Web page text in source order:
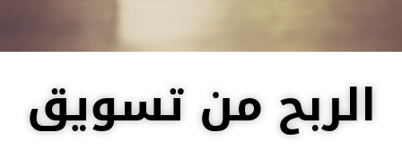
الربح من تسويق